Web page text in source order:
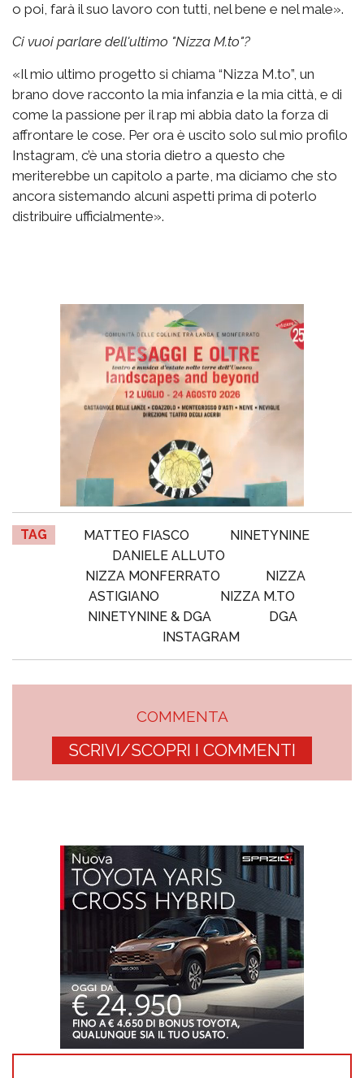
o poi, farà il suo lavoro con tutti, nel bene e nel male».
Ci vuoi parlare dell'ultimo "Nizza M.to"?
«Il mio ultimo progetto si chiama “Nizza M.to”, un
brano dove racconto la mia infanzia e la mia città, e di
come la passione per il rap mi abbia dato la forza di
affrontare le cose. Per ora è uscito solo sul mio profilo
Instagram, c’è una storia dietro a questo che
meriterebbe un capitolo a parte, ma diciamo che sto
ancora sistemando alcuni aspetti prima di poterlo
distribuire ufficialmente».
TAG MATTEO FIASCO
NINETYNINE
DANIELE ALLUTO
NIZZA MONFERRATO
NIZZA
ASTIGIANO
NIZZA M.TO
NINETYNINE & DGA
DGA
INSTAGRAM
COMMENTA
SCRIVI/SCOPRI I COMMENTI